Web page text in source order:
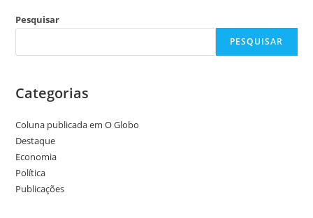
Pesquisar
PESQUISAR
Categorias
Coluna publicada em O Globo
Destaque
Economia
Política
Publicações